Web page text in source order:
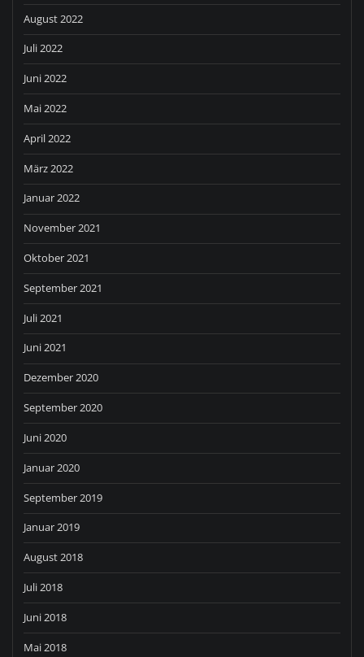
August 2022
Juli 2022
Juni 2022
Mai 2022
April 2022
März 2022
Januar 2022
November 2021
Oktober 2021
September 2021
Juli 2021
Juni 2021
Dezember 2020
September 2020
Juni 2020
Januar 2020
September 2019
Januar 2019
August 2018
Juli 2018
Juni 2018
Mai 2018